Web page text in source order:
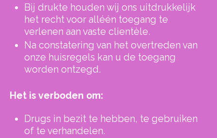
Bij drukte houden wij ons uitdrukkelijk
het recht voor alléén toegang te
verlenen aan vaste clientèle.
Na constatering van het overtreden van
onze huisregels kan u de toegang
worden ontzegd.
Het is verboden om:
Drugs in bezit te hebben, te gebruiken
of te verhandelen.